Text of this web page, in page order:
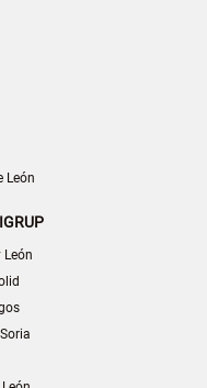
León
León